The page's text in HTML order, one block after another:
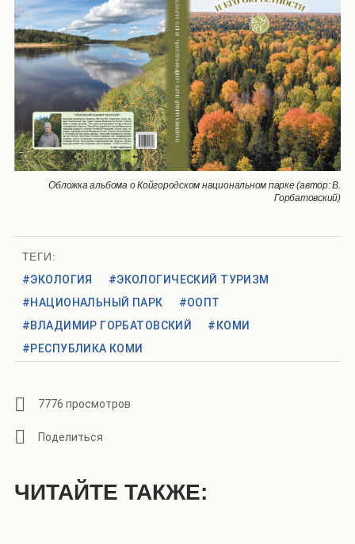
Обложка альбома о Койгородском национальном парке (автор: В.
Горбатовский)
ТЕГИ:
#ЭКОЛОГИЯ
#ЭКОЛОГИЧЕСКИЙ ТУРИЗМ
#НАЦИОНАЛЬНЫЙ ПАРК
#ООПТ
#ВЛАДИМИР ГОРБАТОВСКИЙ
#КОМИ
#РЕСПУБЛИКА КОМИ
7776 просмотров
ЧИТАЙТЕ ТАКЖЕ: